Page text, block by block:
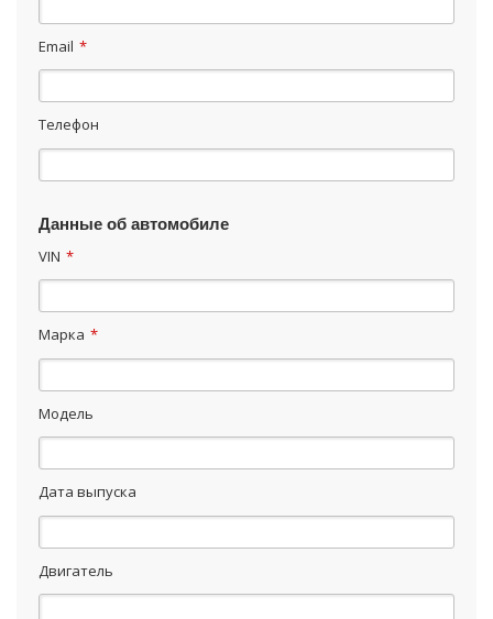
Email *
Телефон
Данные об автомобиле
VIN *
Марка *
Модель
Дата выпуска
Двигатель